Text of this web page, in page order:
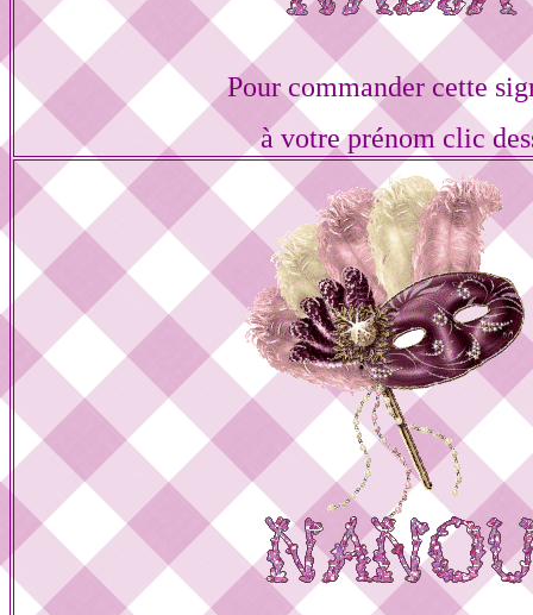
Pour commander cette
à votre prénom clic